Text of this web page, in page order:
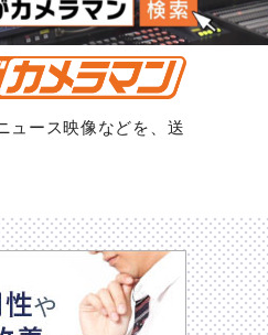
ュース映像などを、送